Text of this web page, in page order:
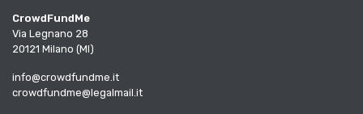
CrowdFundMe
Via Legnano 28
20121 Milano (MI)
info@crowdfundme.it
crowdfundme@legalmail.it